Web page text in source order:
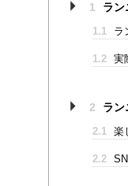
1 ラン
1.1 ラ
1.2 実
2 ラン
2.1 楽
2.2